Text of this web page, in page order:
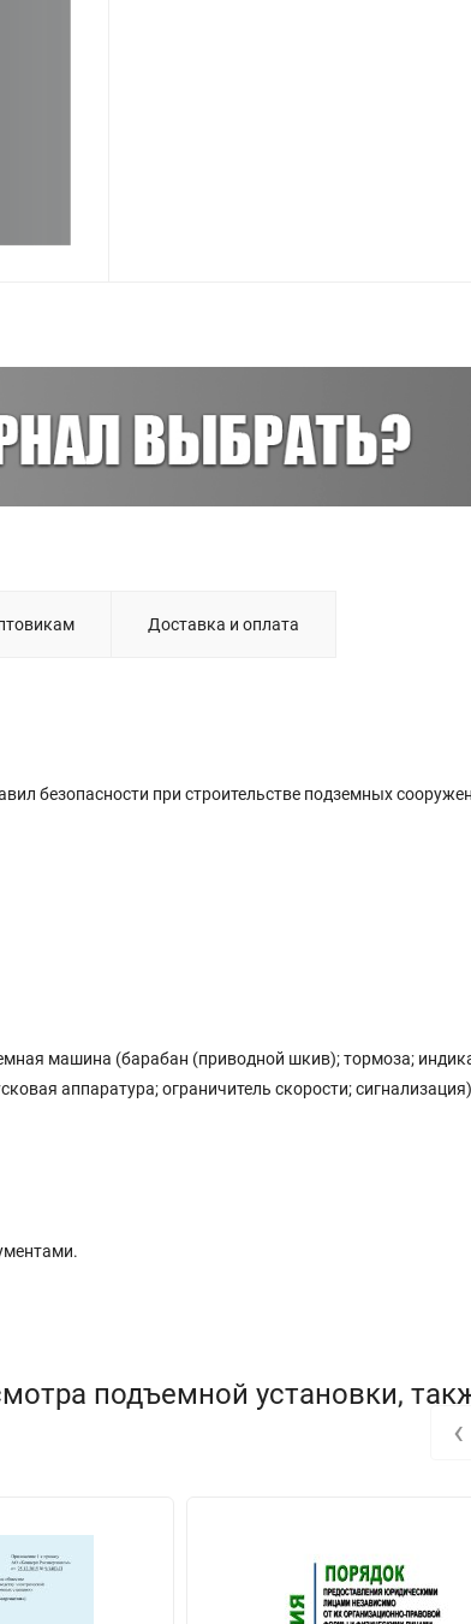
Доставка и оплата
безопасности при строительстве подземных
машина (барабан (приводной шкив); тормоза;
аппаратура; ограничитель скорости; сигнализация)
подъемной установки,
‹